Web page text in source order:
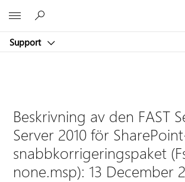
Support
Beskrivning av den FAST
Server 2010 för
snabbkorrigeringspaket
none.msp): 13 December